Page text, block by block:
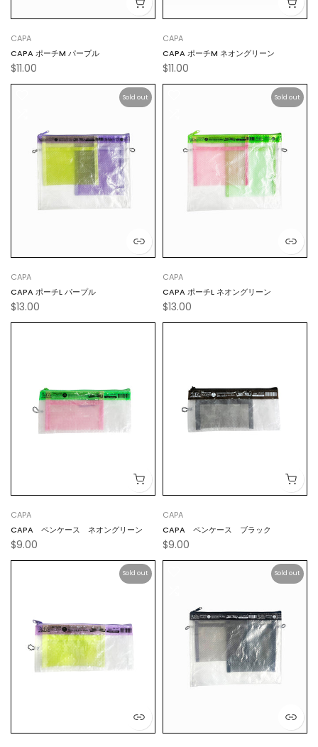
CAPA
CAPA ポーチM パープル
$11.00
CAPA
CAPA ポーチM ネオングリーン
$11.00
Sold out
CAPA
CAPA ポーチL パープル
$13.00
Sold out
CAPA
CAPA ポーチL ネオングリーン
$13.00
CAPA
CAPA ペンケース ネオングリーン
$9.00
CAPA
CAPA ペンケース ブラック
$9.00
Sold out Sold out